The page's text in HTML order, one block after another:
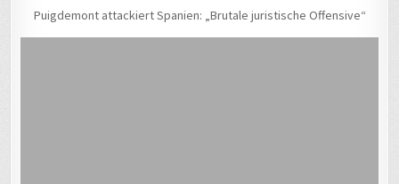
Puigdemont attackiert Spanien: „Brutale juristische Offensive“